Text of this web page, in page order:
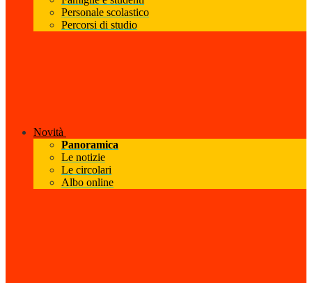
Personale scolastico
Percorsi di studio
Novità
Panoramica
Le notizie
Le circolari
Albo online